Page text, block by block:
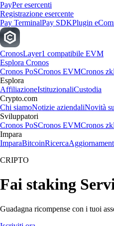
PayPer esercenti
Registrazione esercente
Pay TerminalPay SDKPlugin
CronosLayer1 compatibile EVM
Esplora Cronos
Cronos PoSCronos EVMCronos
Esplora
AffiliazioneIstituzionaliCustodia
Crypto.com
Chi siamoNotizie aziendaliNovità
Sviluppatori
Cronos PoSCronos EVMCronos
Impara
ImparaBitcoinRicerca
CRIPTO
Fai staking
Guadagna ricompense con i tuoi